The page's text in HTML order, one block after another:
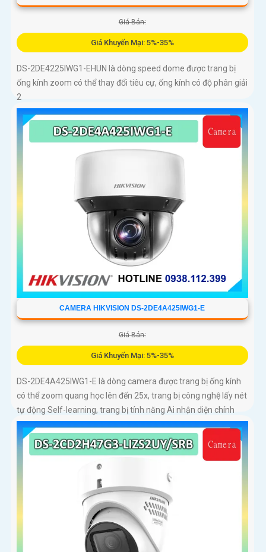
Giá Bán:
Giá Khuyến Mại: 5%-35%
DS-2DE4225IWG1-EHUN là dòng speed dome được trang bị
ống kính zoom có thể thay đổi tiêu cự, ống kính có độ phân giải
2
CAMERA HIKVISION DS-2DE4A425IWG1-E
Giá Bán:
Giá Khuyến Mại: 5%-35%
DS-2DE4A425IWG1-E là dòng camera được trang bị ống kính
có thể zoom quang học lên đến 25x, trang bị công nghệ lấy nét
tự động Self-learning, trang bị tính năng Ai nhận diện chính
xác tích hợp AcuSearch khi kết hợp chung với đầu ghi hình,
nhìn ban đêm bằng hồng ngoại 50m